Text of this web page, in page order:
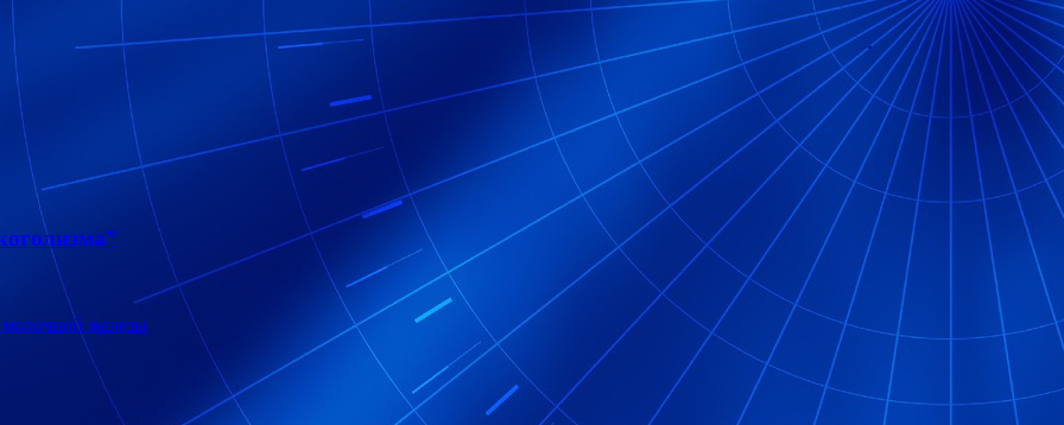
железы